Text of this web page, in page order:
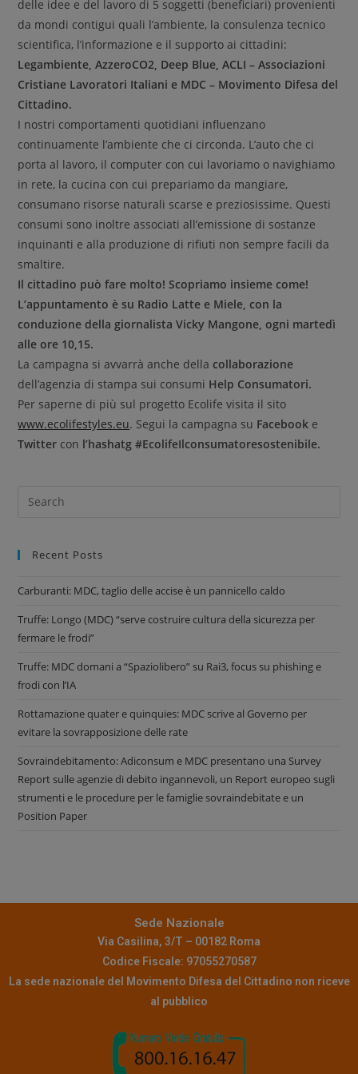
delle idee e del lavoro di 5 soggetti (beneficiari) provenienti
da mondi contigui quali l’ambiente, la consulenza tecnico
scientifica, l’informazione e il supporto ai cittadini:
Legambiente, AzzeroCO2, Deep Blue, ACLI – Associazioni
Cristiane Lavoratori Italiani e MDC – Movimento Difesa del
Cittadino.
I nostri comportamenti quotidiani influenzano
continuamente l’ambiente che ci circonda. L’auto che ci
porta al lavoro, il computer con cui lavoriamo o navighiamo
in rete, la cucina con cui prepariamo da mangiare,
consumano risorse naturali scarse e preziosissime. Questi
consumi sono inoltre associati all’emissione di sostanze
inquinanti e alla produzione di rifiuti non sempre facili da
smaltire.
Il cittadino può fare molto! Scopriamo insieme come!
L’appuntamento è su Radio Latte e Miele, con la
conduzione della giornalista Vicky Mangone, ogni martedì
alle ore 10,15.
La campagna si avvarrà anche della collaborazione
dell’agenzia di stampa sui consumi Help Consumatori.
Per saperne di più sul progetto Ecolife visita il sito
www.ecolifestyles.eu. Segui la campagna su Facebook e
Twitter con l’hashatg #EcolifeIlconsumatoresostenibile.
Recent Posts
Carburanti: MDC, taglio delle accise è un pannicello caldo
Truffe: Longo (MDC) “serve costruire cultura della sicurezza per
fermare le frodi”
Truffe: MDC domani a “Spaziolibero” su Rai3, focus su phishing e
frodi con l’IA
Rottamazione quater e quinquies: MDC scrive al Governo per
evitare la sovrapposizione delle rate
Sovraindebitamento: Adiconsum e MDC presentano una Survey
Report sulle agenzie di debito ingannevoli, un Report europeo sugli
strumenti e le procedure per le famiglie sovraindebitate e un
Position Paper
Sede Nazionale
Via Casilina, 3/T – 00182 Roma
Codice Fiscale: 97055270587
La sede nazionale del Movimento Difesa del Cittadino non riceve
al pubblico